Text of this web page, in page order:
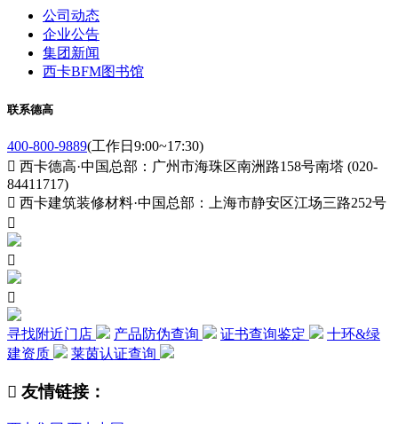
公司动态
企业公告
集团新闻
西卡BFM图书馆
联系德高
400-800-9889(工作日9:00~17:30)
 西卡德高·中国总部：广州市海珠区南洲路158号南塔 (020-
84411717)
 西卡建筑装修材料·中国总部：上海市静安区江场三路252号



寻找附近门店 产品防伪查询 证书查询鉴定
十环&绿
建资质
莱茵认证查询
 友情链接：